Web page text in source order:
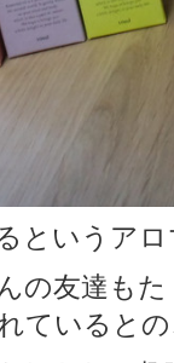
というア
の友達も
ていると